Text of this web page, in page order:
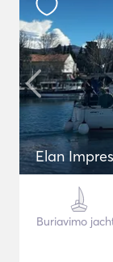
Elan
Buriavimo